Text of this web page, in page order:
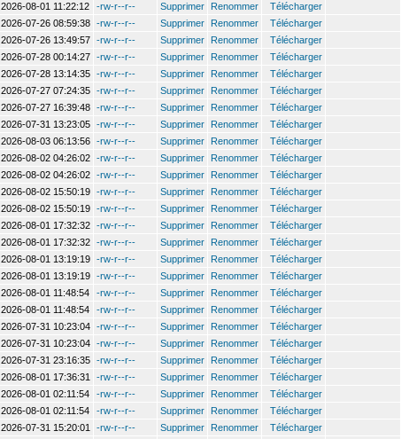
2026-08-01 11:22:12 -rw-r--r-- Supprimer Renommer
Télécharger
2026-07-26 08:59:38 -rw-r--r-- Supprimer Renommer
Télécharger
2026-07-26 13:49:57 -rw-r--r-- Supprimer Renommer
Télécharger
2026-07-28 00:14:27 -rw-r--r-- Supprimer Renommer
Télécharger
2026-07-28 13:14:35 -rw-r--r-- Supprimer Renommer
Télécharger
2026-07-27 07:24:35 -rw-r--r-- Supprimer Renommer
Télécharger
2026-07-27 16:39:48 -rw-r--r-- Supprimer Renommer
Télécharger
2026-07-31 13:23:05 -rw-r--r-- Supprimer Renommer
Télécharger
2026-08-03 06:13:56 -rw-r--r-- Supprimer Renommer
Télécharger
2026-08-02 04:26:02 -rw-r--r-- Supprimer Renommer
Télécharger
2026-08-02 04:26:02 -rw-r--r-- Supprimer Renommer
Télécharger
2026-08-02 15:50:19 -rw-r--r-- Supprimer Renommer
Télécharger
2026-08-02 15:50:19 -rw-r--r-- Supprimer Renommer
Télécharger
2026-08-01 17:32:32 -rw-r--r-- Supprimer Renommer
Télécharger
2026-08-01 17:32:32 -rw-r--r-- Supprimer Renommer
Télécharger
2026-08-01 13:19:19 -rw-r--r-- Supprimer Renommer
Télécharger
2026-08-01 13:19:19 -rw-r--r-- Supprimer Renommer
Télécharger
2026-08-01 11:48:54 -rw-r--r-- Supprimer Renommer
Télécharger
2026-08-01 11:48:54 -rw-r--r-- Supprimer Renommer
Télécharger
2026-07-31 10:23:04 -rw-r--r-- Supprimer Renommer
Télécharger
2026-07-31 10:23:04 -rw-r--r-- Supprimer Renommer
Télécharger
2026-07-31 23:16:35 -rw-r--r-- Supprimer Renommer
Télécharger
2026-08-01 17:36:31 -rw-r--r-- Supprimer Renommer
Télécharger
2026-08-01 02:11:54 -rw-r--r-- Supprimer Renommer
Télécharger
2026-08-01 02:11:54 -rw-r--r-- Supprimer Renommer
Télécharger
2026-07-31 15:20:01 -rw-r--r-- Supprimer Renommer Télécharger